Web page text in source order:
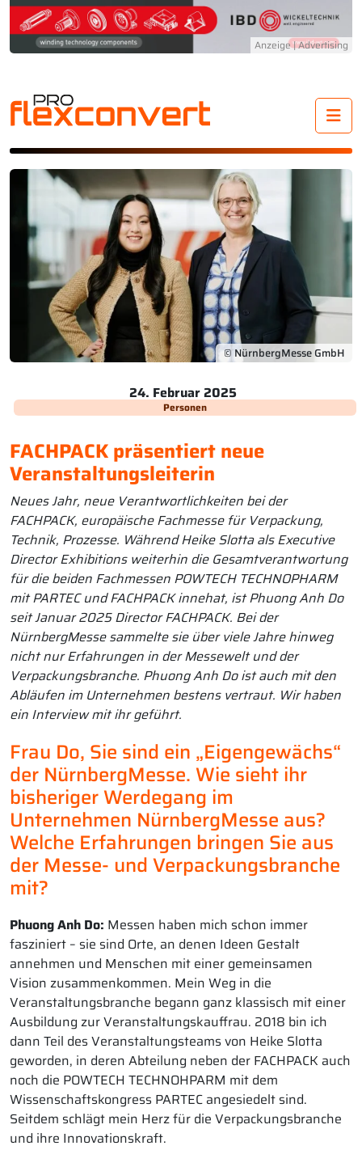
© NürnbergMesse GmbH
24. Februar 2025
Personen
FACHPACK präsentiert neue
Veranstaltungsleiterin
Neues Jahr, neue Verantwortlichkeiten bei der
FACHPACK, europäische Fachmesse für Verpackung,
Technik, Prozesse. Während Heike Slotta als Executive
Director Exhibitions weiterhin die Gesamtverantwortung
für die beiden Fachmessen POWTECH TECHNOPHARM
mit PARTEC und FACHPACK innehat, ist Phuong Anh Do
seit Januar 2025 Director FACHPACK. Bei der
NürnbergMesse sammelte sie über viele Jahre hinweg
nicht nur Erfahrungen in der Messewelt und der
Verpackungsbranche. Phuong Anh Do ist auch mit den
Abläufen im Unternehmen bestens vertraut. Wir haben
ein Interview mit ihr geführt.
Frau Do, Sie sind ein „Eigengewächs“
der NürnbergMesse. Wie sieht ihr
bisheriger Werdegang im
Unternehmen NürnbergMesse aus?
Welche Erfahrungen bringen Sie aus
der Messe- und Verpackungsbranche
mit?
Phuong Anh Do: Messen haben mich schon immer
fasziniert – sie sind Orte, an denen Ideen Gestalt
annehmen und Menschen mit einer gemeinsamen
Vision zusammenkommen. Mein Weg in die
Veranstaltungsbranche begann ganz klassisch mit einer
Ausbildung zur Veranstaltungskauffrau. 2018 bin ich
dann Teil des Veranstaltungsteams von Heike Slotta
geworden, in deren Abteilung neben der FACHPACK auch
noch die POWTECH TECHNOHPARM mit dem
Wissenschaftskongress PARTEC angesiedelt sind.
Seitdem schlägt mein Herz für die Verpackungsbranche
und ihre Innovationskraft.